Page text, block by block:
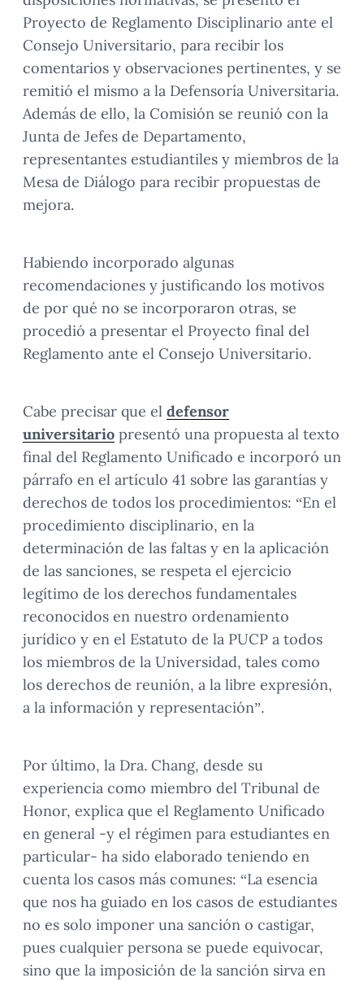
Proyecto de Reglamento Disciplinario ante el
Consejo Universitario, para recibir los
comentarios y observaciones pertinentes, y se
remitió el mismo a la Defensoría Universitaria.
Además de ello, la Comisión se reunió con la
Junta de Jefes de Departamento,
representantes estudiantiles y miembros de la
Mesa de Diálogo para recibir propuestas de
mejora.
Habiendo incorporado algunas
recomendaciones y justificando los motivos
de por qué no se incorporaron otras, se
procedió a presentar el Proyecto final del
Reglamento ante el Consejo Universitario.
Cabe precisar que el defensor
universitario presentó una propuesta al texto
final del Reglamento Unificado e incorporó un
párrafo en el artículo 41 sobre las garantías y
derechos de todos los procedimientos: “En el
procedimiento disciplinario, en la
determinación de las faltas y en la aplicación
de las sanciones, se respeta el ejercicio
legítimo de los derechos fundamentales
reconocidos en nuestro ordenamiento
jurídico y en el Estatuto de la PUCP a todos
los miembros de la Universidad, tales como
los derechos de reunión, a la libre expresión,
a la información y representación”.
Por último, la Dra. Chang, desde su
experiencia como miembro del Tribunal de
Honor, explica que el Reglamento Unificado
en general -y el régimen para estudiantes en
particular- ha sido elaborado teniendo en
cuenta los casos más comunes: “La esencia
que nos ha guiado en los casos de estudiantes
no es solo imponer una sanción o castigar,
pues cualquier persona se puede equivocar,
sino que la imposición de la sanción sirva en